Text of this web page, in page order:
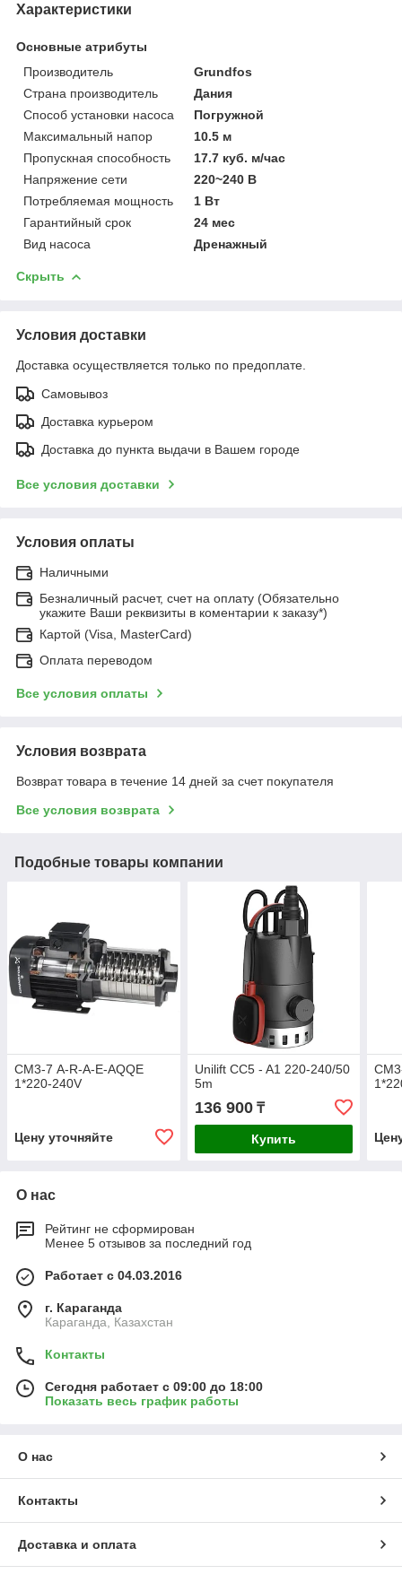
Характеристики
Основные атрибуты
Производитель
Grundfos
Страна производитель
Дания
Способ установки насоса
Погружной
Максимальный напор
10.5 м
Пропускная способность
17.7 куб. м/час
Напряжение сети
220~240 В
Потребляемая мощность
1 Вт
Гарантийный срок
24 мес
Вид насоса
Дренажный
Скрыть
Условия доставки
Доставка осуществляется только по предоплате.
Самовывоз
Доставка курьером
Доставка до пункта выдачи в Вашем городе
Все условия доставки
Условия оплаты
Наличными
Безналичный расчет, счет на оплату (Обязательно
укажите Ваши реквизиты в коментарии к заказу*)
Картой (Visa, MasterCard)
Оплата переводом
Все условия оплаты
Условия возврата
Возврат товара в течение 14 дней за счет покупателя
Все условия возврата
Подобные товары компании
СМ3-7 A-R-A-E-AQQE
1*220-240V
Цену уточняйте
Unilift CC5 - A1 220-240/50
5m
136 900₸
Купить
О нас
Рейтинг не сформирован
Менее 5 отзывов за последний год
Работает с 04.03.2016
г. Караганда
Караганда, Казахстан
Контакты
Сегодня работает с 09:00 до 18:00
Показать весь график работы
О нас
Контакты
Доставка и оплата